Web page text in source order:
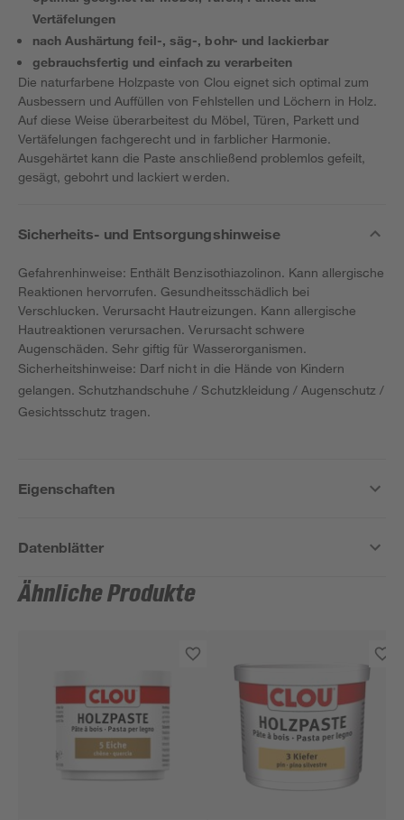
Vertäfelungen
nach Aushärtung feil-, säg-, bohr- und lackierbar
gebrauchsfertig und einfach zu verarbeiten
Die naturfarbene Holzpaste von Clou eignet sich optimal zum
Ausbessern und Auffüllen von Fehlstellen und Löchern in Holz.
Auf diese Weise überarbeitest du Möbel, Türen, Parkett und
Vertäfelungen fachgerecht und in farblicher Harmonie.
Ausgehärtet kann die Paste anschließend problemlos gefeilt,
gesägt, gebohrt und lackiert werden.
Sicherheits- und Entsorgungshinweise
Gefahrenhinweise: Enthält Benzisothiazolinon. Kann allergische
Reaktionen hervorrufen. Gesundheitsschädlich bei
Verschlucken. Verursacht Hautreizungen. Kann allergische
Hautreaktionen verursachen. Verursacht schwere
Augenschäden. Sehr giftig für Wasserorganismen.
Sicherheitshinweise: Darf nicht in die Hände von Kindern
gelangen. Schutzhandschuhe / Schutzkleidung / Augenschutz /
Gesichtsschutz tragen.
Eigenschaften
Datenblätter
Ähnliche Produkte